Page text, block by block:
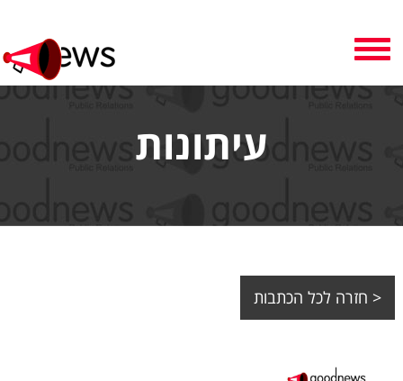
Toggle
navigation
עיתונות
< חזרה לכל הכתבות